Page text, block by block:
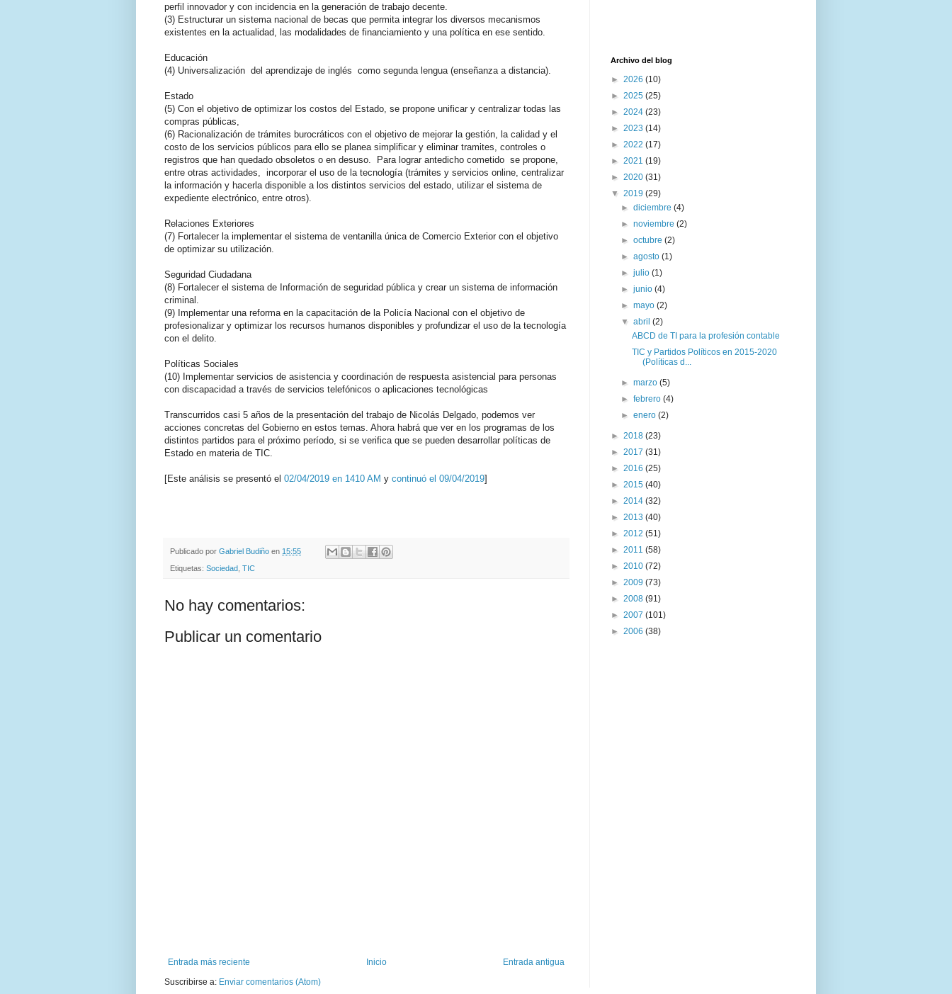
perfil innovador y con incidencia en la generación de trabajo decente.
(3) Estructurar un sistema nacional de becas que permita integrar los diversos mecanismos
existentes en la actualidad, las modalidades de financiamiento y una política en ese sentido.
Educación
(4) Universalización del aprendizaje de inglés como segunda lengua (enseñanza a distancia).
Estado
(5) Con el objetivo de optimizar los costos del Estado, se propone unificar y centralizar todas las
compras públicas,
(6) Racionalización de trámites burocráticos con el objetivo de mejorar la gestión, la calidad y el
costo de los servicios públicos para ello se planea simplificar y eliminar tramites, controles o
registros que han quedado obsoletos o en desuso. Para lograr antedicho cometido se propone,
entre otras actividades, incorporar el uso de la tecnología (trámites y servicios online, centralizar
la información y hacerla disponible a los distintos servicios del estado, utilizar el sistema de
expediente electrónico, entre otros).
Relaciones Exteriores
(7) Fortalecer la implementar el sistema de ventanilla única de Comercio Exterior con el objetivo
de optimizar su utilización.
Seguridad Ciudadana
(8) Fortalecer el sistema de Información de seguridad pública y crear un sistema de información
criminal.
(9) Implementar una reforma en la capacitación de la Policía Nacional con el objetivo de
profesionalizar y optimizar los recursos humanos disponibles y profundizar el uso de la tecnología
con el delito.
Políticas Sociales
(10) Implementar servicios de asistencia y coordinación de respuesta asistencial para personas
con discapacidad a través de servicios telefónicos o aplicaciones tecnológicas
Transcurridos casi 5 años de la presentación del trabajo de Nicolás Delgado, podemos ver
acciones concretas del Gobierno en estos temas. Ahora habrá que ver en los programas de los
distintos partidos para el próximo período, si se verifica que se pueden desarrollar políticas de
Estado en materia de TIC.
[Este análisis se presentó el 02/04/2019 en 1410 AM y continuó el 09/04/2019]
Publicado por Gabriel Budiño en 15:55
Etiquetas: Sociedad TIC
No hay comentarios:
Publicar un comentario
Entrada más reciente Entrada antigua
Inicio
Suscribirse a: Enviar comentarios (Atom)
Archivo del blog
► 2026 (10)
► 2025 (25)
► 2024 (23)
► 2023 (14)
► 2022 (17)
► 2021 (19)
► 2020 (31)
▼ 2019 (29)
►diciembre(4)
►noviembre(2)
►octubre(2)
►agosto(1)
►julio(1)
►junio(4)
►mayo(2)
▼abril(2)
ABCD de TI para la profesión contable
TIC y Partidos Políticos en 2015-2020
(Políticas d...
►marzo(5)
►febrero(4)
►enero(2)
► 2018 (23)
► 2017 (31)
► 2016 (25)
► 2015 (40)
► 2014 (32)
► 2013 (40)
► 2012 (51)
► 2011 (58)
► 2010 (72)
► 2009 (73)
► 2008 (91)
► 2007 (101)
► 2006 (38)